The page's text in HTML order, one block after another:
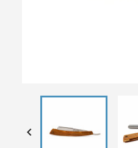
